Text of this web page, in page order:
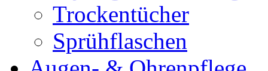
Trockentücher
Sprühflaschen